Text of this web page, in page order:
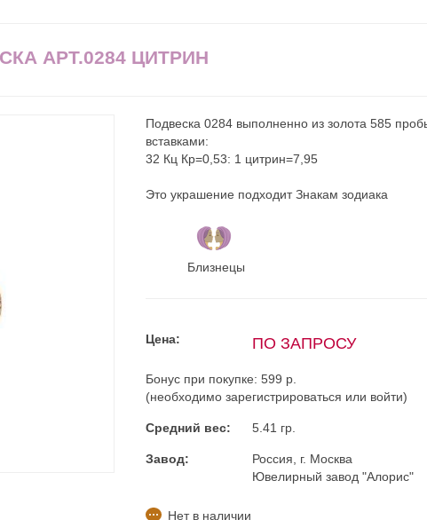
АРТ.0284 ЦИТРИН
Подвеска 0284 выполненно из золота 585
вставками:
32 Кц Кр=0,53: 1 цитрин=7,95
Это украшение подходит Знакам зодиака
Близнецы
Цена: ПО ЗАПРОСУ
Бонус при покупке: 599 р.
(необходимо зарегистрироваться или войти)
Средний вес: 5.41 гр.
Завод:
Россия, г. Москва
Ювелирный завод "Алорис"
Нет в наличии